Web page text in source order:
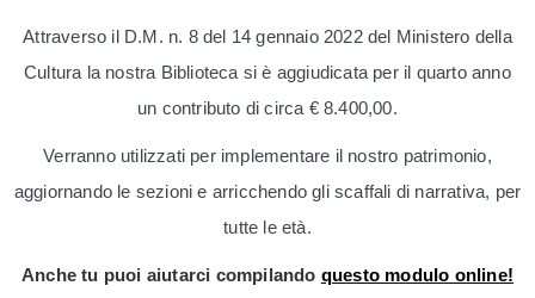
Attraverso il D.M. n. 8 del 14 gennaio 2022 del Ministero della
Cultura la nostra Biblioteca si è aggiudicata per il quarto anno
un contributo di circa € 8.400,00.
Verranno utilizzati per implementare il nostro patrimonio,
aggiornando le sezioni e arricchendo gli scaffali di narrativa, per
tutte le età.
Anche tu puoi aiutarci compilando questo modulo online!